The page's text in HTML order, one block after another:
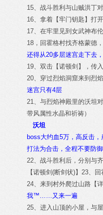
15、战斗胜利与山贼洪丁
16、拿着【牢门钥匙】打
17、在牢里见到女武神布
18，回霍格村找齐格蒙德
还得从20多层迷宫走下去
19、双击【诺顿剑】，传
20、穿过烈焰洞窟来到烈
迷宫只有4层
21、与烈焰神殿里的沃坦
带风属性水晶和祈祷）
沃坦
boss大约血5万，高反击
打法为合击，全程不要防
22、战斗胜利后，分别与
【诺顿剑(断剑状)】23、
24、来到村外爬过山路【
我™……又来一遍
25、进入山顶的小屋，与